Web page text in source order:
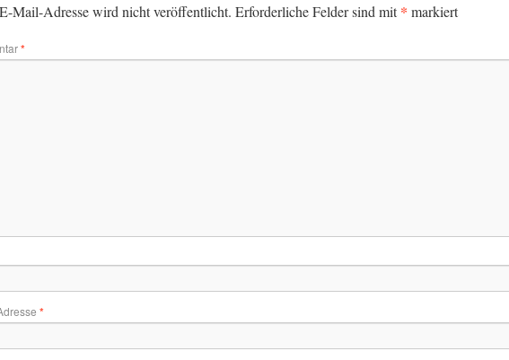
Mail-Adresse wird nicht veröffentlicht. Erforderliche Felder sind mit* markiert
*
*